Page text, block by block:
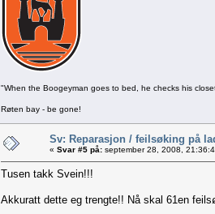
"When the Boogeyman goes to bed, he checks his
Røten bay - be gone!
Sv: Reparasjon / feilsøking på
« Svar #5 på: september 28, 2008,
Tusen takk Svein!!!
Akkuratt dette eg trengte!! Nå skal 61en